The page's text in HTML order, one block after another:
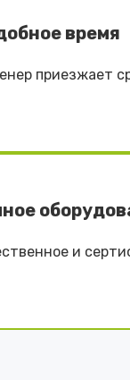
время
приезжает
и